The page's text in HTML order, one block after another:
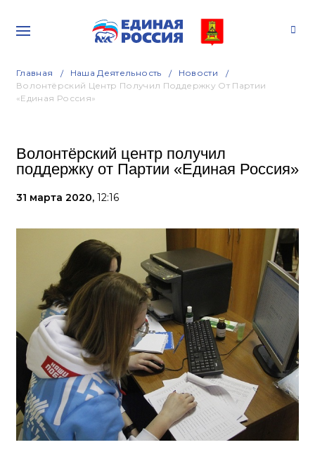
Главная Наша Деятельность
Новости
Волонтёрский Центр Получил Поддержку От Партии
«Единая Россия»
Волонтёрский центр получил
поддержку от Партии «Единая Россия»
31 марта 2020, 12:16